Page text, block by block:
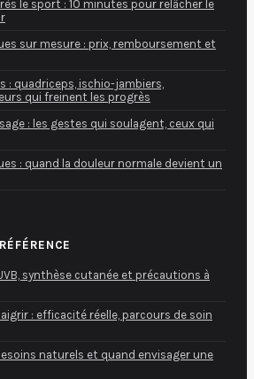
le sport : 10 minutes pour relâcher le
sur mesure : prix, remboursement et
: quadriceps, ischio-jambiers,
qui freinent les progrès
: les gestes qui soulagent, ceux qui
: quand la douleur normale devient un
synthèse cutanée et précautions à
: efficacité réelle, parcours de soin
naturels et quand envisager une